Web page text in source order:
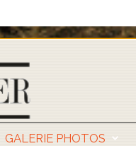
GALERIE PHOTOS